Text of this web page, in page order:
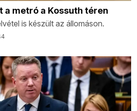
a metró a Kossuth téren
is készült az állomáson.